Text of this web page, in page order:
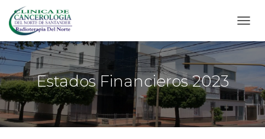
Estados Financieros 2023